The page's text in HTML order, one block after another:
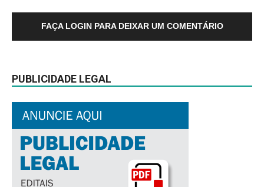
FAÇA LOGIN PARA DEIXAR UM COMENTÁRIO
PUBLICIDADE LEGAL